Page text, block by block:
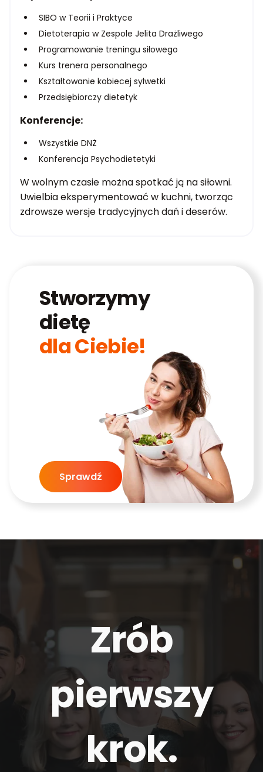
SIBO w Teorii i Praktyce
Dietoterapia w Zespole Jelita Drażliwego
Programowanie treningu siłowego
Kurs trenera personalnego
Kształtowanie kobiecej sylwetki
Przedsiębiorczy dietetyk
Konferencje:
Wszystkie DNŻ
Konferencja Psychodietetyki
W wolnym czasie można spotkać ją na siłowni.
Uwielbia eksperymentować w kuchni, tworząc
zdrowsze wersje tradycyjnych dań i deserów.
Stworzymy
dietę
dla Ciebie!
Sprawdź
Zrób
pierwszy
krok.